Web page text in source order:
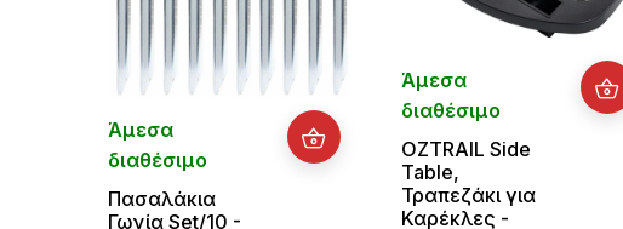
Άμεσα
διαθέσιμο
Πασαλάκια
Γωνία Set/10 -
Άμεσα
διαθέσιμο
OZTRAIL Side
Table,
Τραπεζάκι για
Καρέκλες -